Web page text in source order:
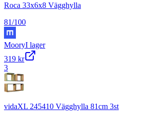
Roca 33x6x8 Vägghylla
81/100
MooryI lager
319 kr
3
vidaXL 245410 Vägghylla 81cm 3st